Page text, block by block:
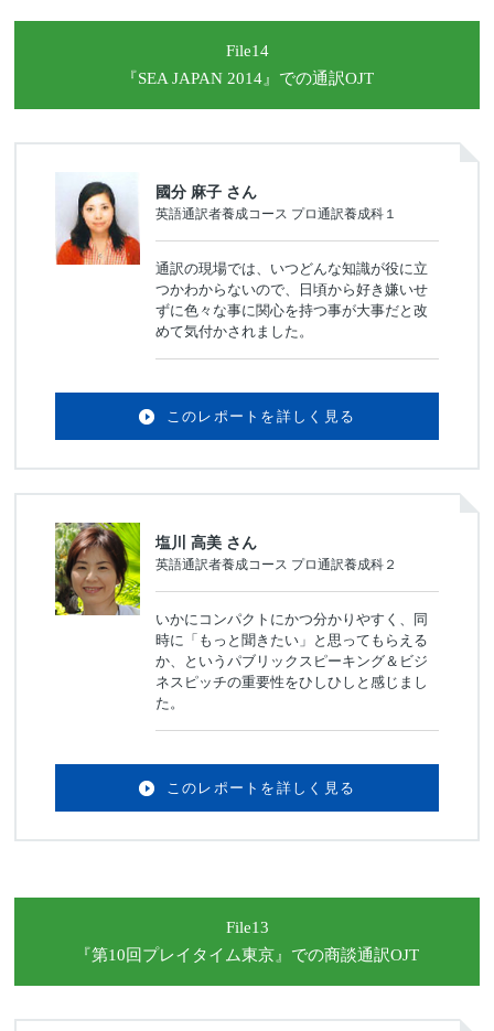
File14
『SEA JAPAN 2014』 での通訳OJT
國分 麻子 さん
英語通訳者養成コース プロ通訳養成科１
通訳の現場では、いつどんな知識が役に立
つかわからないので、日頃から好き嫌いせ
ずに色々な事に関心を持つ事が大事だと改
めて気付かされました。
このレポートを詳しく見る
塩川 高美 さん
英語通訳者養成コース プロ通訳養成科２
いかにコンパクトにかつ分かりやすく、同
時に「もっと聞きたい」と思ってもらえる
か、というパブリックスピーキング＆ビジ
ネスピッチの重要性をひしひしと感じまし
た。
このレポートを詳しく見る
File13
『第10回プレイタイム東京』 での商談通訳OJT